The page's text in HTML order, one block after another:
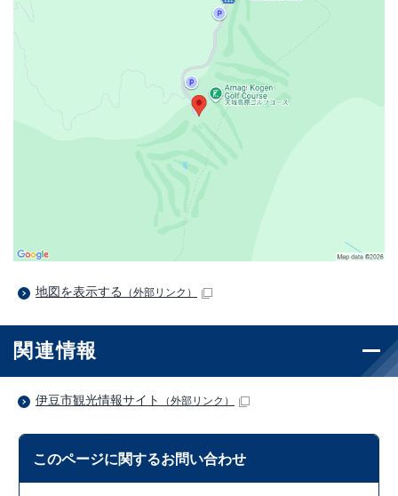
地図を表示する （外部リンク）
関連情報
伊豆市観光情報サイト （外部リンク）
このページに関するお問い合わせ